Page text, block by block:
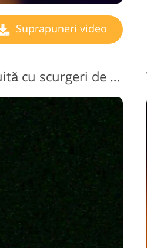
Suprapuneri video
Suprapunere video gratuită cu scurgeri de lumină nr. 5 "Noise"